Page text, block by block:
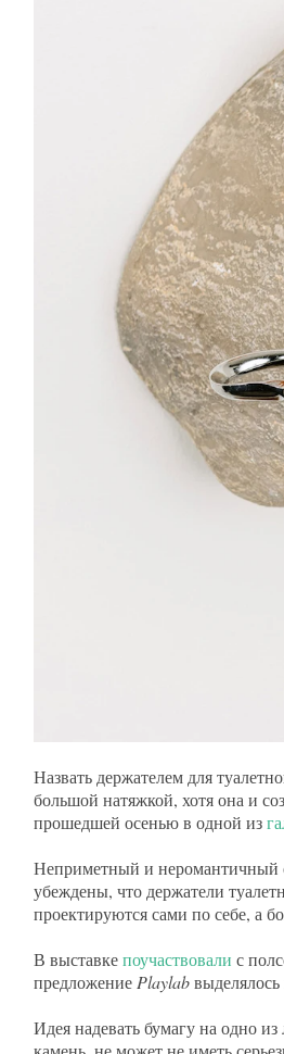
Назвать держателем для
большой натяжкой, хотя она и
прошедшей осенью в одной из
Неприметный и неромантичный
убеждены, что держатели
проектируются сами по себе, а
В выставкепоучаствовали с
предложениеPlaylab
Идея надевать бумагу на одно